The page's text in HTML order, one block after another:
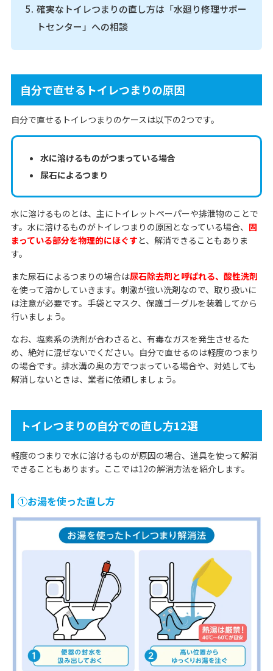
確実なトイレつまりの直し方は「水廻り修理サポー
トセンター」への相談
自分で直せるトイレつまりの原因
自分で直せるトイレつまりのケースは以下の2つです。
水に溶けるものがつまっている場合
尿石によるつまり
水に溶けるものとは、主にトイレットペーパーや排泄物のことで
す。水に溶けるものがトイレつまりの原因となっている場合、 固
まっている部分を物理的にほぐすと、解消できることもありま
す。
また尿石によるつまりの場合は尿石除去剤と呼ばれる、酸性洗剤
を使って溶かしていきます。刺激が強い洗剤なので、取り扱いに
は注意が必要です。手袋とマスク、保護ゴーグルを装着してから
行いましょう。
なお、塩素系の洗剤が合わさると、有毒なガスを発生させるた
め、絶対に混ぜないでください。自分で直せるのは軽度のつまり
の場合です。排水溝の奥の方でつまっている場合や、対処しても
解消しないときは、業者に依頼しましょう。
トイレつまりの自分での直し方12選
軽度のつまりで水に溶けるものが原因の場合、道具を使って解消
できることもあります。ここでは12の解消方法を紹介します。
①お湯を使った直し方